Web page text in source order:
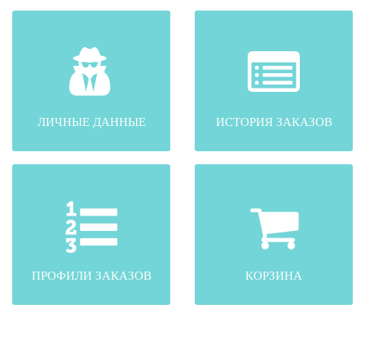
ЛИЧНЫЕ ДАННЫЕ ИСТОРИЯ ЗАКАЗОВ
ПРОФИЛИ ЗАКАЗОВ КОРЗИНА